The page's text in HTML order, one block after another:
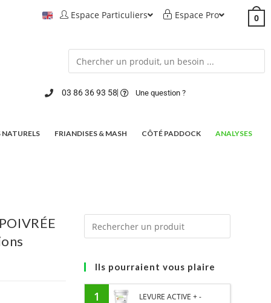
Espace Particuliers Espace Pro 0
03 86 36 93 58 Une question ?
FRIANDISES & MASH CÔTÉ PADDOCK ANALYSES
Ils pourraient vous plaire
1 LEVURE ACTIVE + -